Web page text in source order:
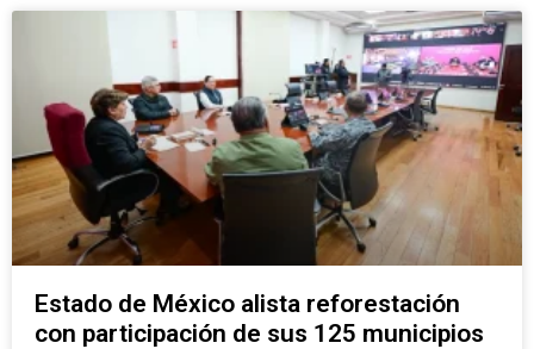
Estado de México alista reforestación
con participación de sus 125 municipios